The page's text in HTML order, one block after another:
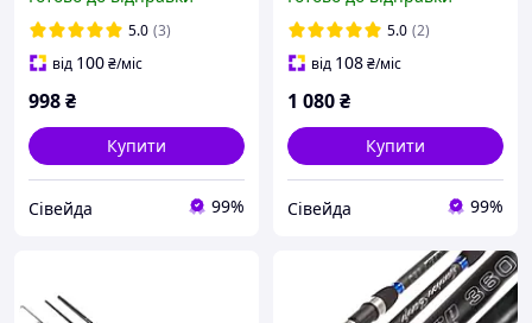
5.0 (3)
від 100₴/міс
998₴
Купити
Сівейда 99%
5.0 (2)
від 108₴/міс
1 080₴
Купити
Сівейда 99%